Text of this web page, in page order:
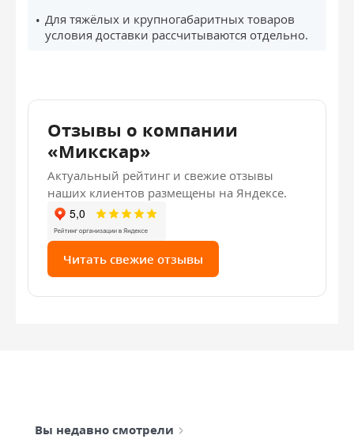
Для тяжёлых и крупногабаритных товаров
условия доставки рассчитываются отдельно.
Отзывы о компании
«Микскар»
Актуальный рейтинг и свежие отзывы
наших клиентов размещены на Яндексе.
Читать свежие отзывы
Вы недавно смотрели